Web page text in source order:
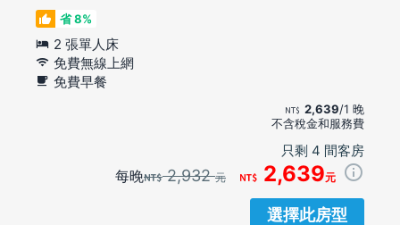
省 8%
2 張單人床
免費無線上網
免費早餐
2,639/1 晚
不含稅金和服務費
只剩 4 間客房
每晚 2,932元 2,639元
選擇此房型